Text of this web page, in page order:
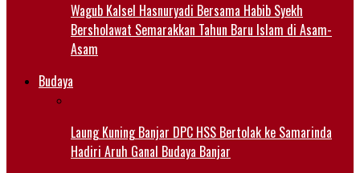
Wagub Kalsel Hasnuryadi Bersama Habib Syekh
Bersholawat Semarakkan Tahun Baru Islam di Asam-
Asam
Budaya
Laung Kuning Banjar DPC HSS Bertolak ke Samarinda
Hadiri Aruh Ganal Budaya Banjar